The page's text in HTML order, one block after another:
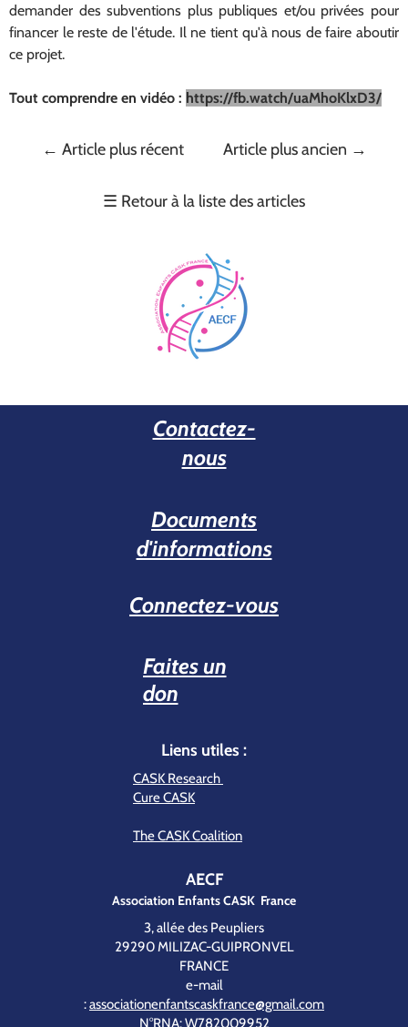
demander des subventions plus publiques et/ou privées pour
financer le reste de l'étude. Il ne tient qu'à nous de faire aboutir
ce projet.
Tout comprendre en vidéo : https://fb.watch/uaMhoKlxD3/
← Article plus récent Article plus ancien →
☰ Retour à la liste des articles
Contactez-
nous
Documents
d'informations
Connectez-vous
Faites un
don
Liens utiles :
CASK Research
Cure CASK
The CASK Coalition
AECF
Association Enfants CASK France
3, allée des Peupliers
29290 MILIZAC-GUIPRONVEL
FRANCE
e-mail
:associationenfantscaskfrance@gmail.com
N°RNA: W782009952